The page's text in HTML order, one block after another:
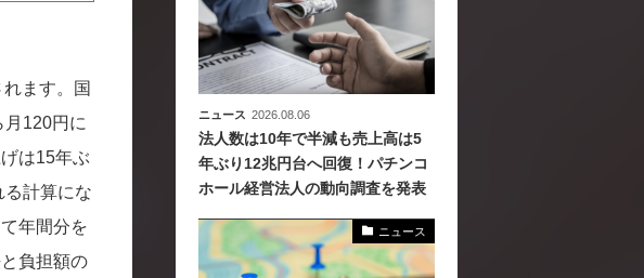
ます。国
月120円に
は15年ぶ
る計算にな
年間分を
負担額の
ニュース 2026.08.06
法人数は10年で半減も売上高は5
年ぶり12兆円台へ回復！パチンコ
ホール経営法人の動向調査を発表
ニュース